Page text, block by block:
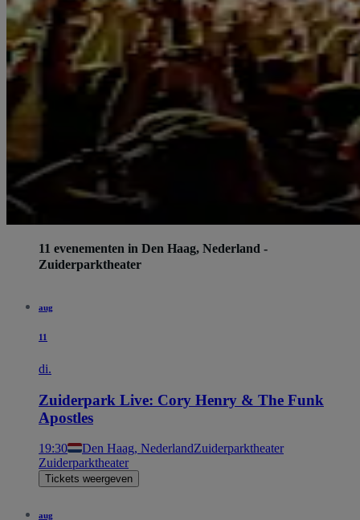
11 evenementen in Den Haag, Nederland -
Zuiderparktheater
aug
11
di.
Zuiderpark Live: Cory Henry & The Funk
Apostles
19:30 Den Haag, NederlandZuiderparktheater
Zuiderparktheater
Tickets weergeven
aug